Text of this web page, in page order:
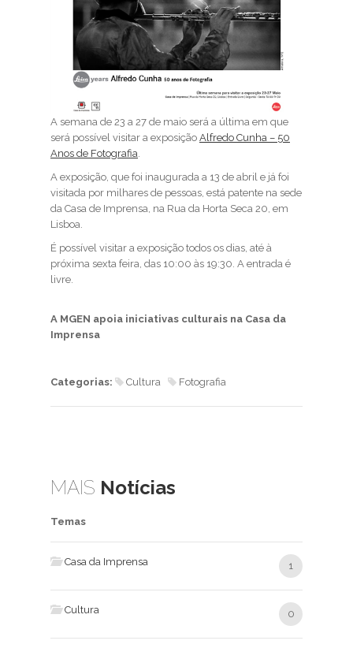
A semana de 23 a 27 de maio será a última em que
será possível visitar a exposição Alfredo Cunha – 50
Anos de Fotografia.
A exposição, que foi inaugurada a 13 de abril e já foi
visitada por milhares de pessoas, está patente na sede
da Casa de Imprensa, na Rua da Horta Seca 20, em
Lisboa.
É possível visitar a exposição todos os dias, até à
próxima sexta feira, das 10:00 às 19:30. A entrada é
livre.
A MGEN apoia iniciativas culturais na Casa da
Imprensa
Categorias: Cultura Fotografia
MAIS Notícias
Temas
Casa da Imprensa 1
Cultura 0